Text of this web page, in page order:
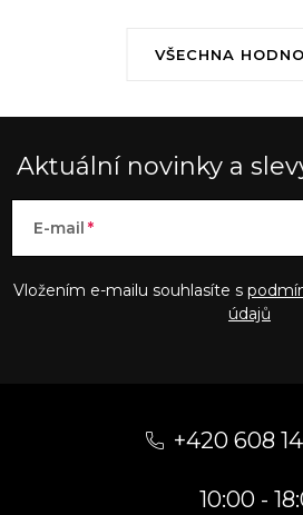
VŠECHNA
Aktuální novinky a
E-mail
Vložením e-mailu souhlasíte s
údajů
+420 608
10:00 -